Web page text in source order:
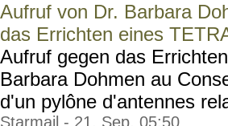
Aufruf von Dr. Barbara
das Errichten eines
Aufruf gegen das
Barbara Dohmen au
d'un pylône d'antennes
Starmail - 21. Sep, 05:50